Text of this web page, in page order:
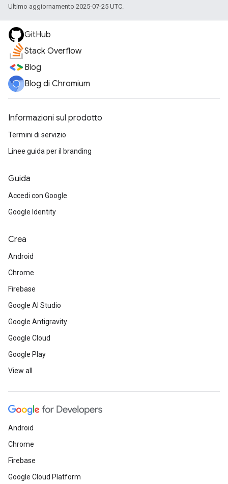
Ultimo aggiornamento 2025-07-25 UTC.
GitHub
Stack Overflow
Blog
Blog di Chromium
Informazioni sul prodotto
Termini di servizio
Linee guida per il branding
Guida
Accedi con Google
Google Identity
Crea
Android
Chrome
Firebase
Google AI Studio
Google Antigravity
Google Cloud
Google Play
View all
Android
Chrome
Firebase
Google Cloud Platform